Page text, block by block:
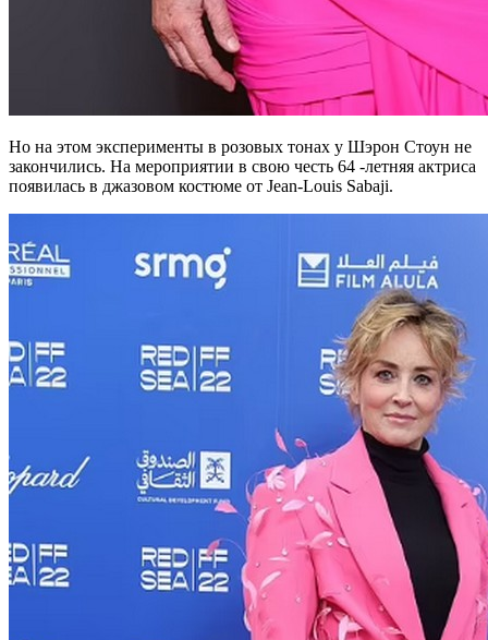
Но на этом эксперименты в розовых тонах у Шэрон Стоун не
закончились. На мероприятии в свою честь 64 -летняя актриса
появилась в джазовом костюме от Jean-Louis Sabaji.